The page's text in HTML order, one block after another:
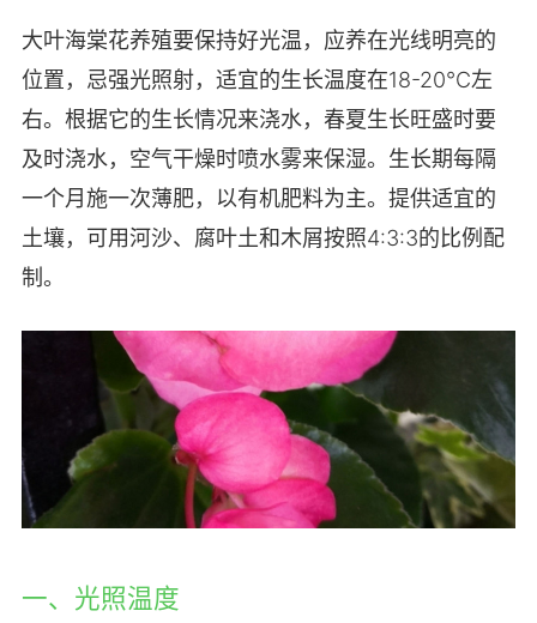
大叶海棠花养殖要保持好光温，应养在光线明亮的
位置，忌强光照射，适宜的生长温度在18-20℃左
右。根据它的生长情况来浇水，春夏生长旺盛时要
及时浇水，空气干燥时喷水雾来保湿。生长期每隔
一个月施一次薄肥，以有机肥料为主。提供适宜的
土壤，可用河沙、腐叶土和木屑按照4:3:3的比例配
制。
一、光照温度